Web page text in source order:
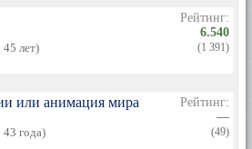
лет)
Рейтинг:
6.540
(1 391)
или анимация мира
года)
Рейтинг:
—
(49)